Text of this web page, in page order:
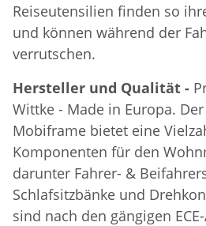
Reiseutensilien finden so
und können während der
verrutschen.
Hersteller und Qualität -
Wittke - Made in Europa.
Mobiframe bietet eine
Komponenten für den
darunter Fahrer- &
Schlafsitzbänke und
sind nach den gängigen